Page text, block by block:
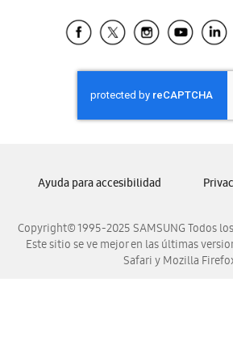
Samsung Ecuador
Samsung El
Samsung
Samsung Honduras
Samsung Nicaragua
Samsung Venezuela
Copyright© 1995-2025 SAMSUNG Todos
Este sitio se ve mejor en las últimas
Safari y Mozilla
Ayuda para accesibilidad